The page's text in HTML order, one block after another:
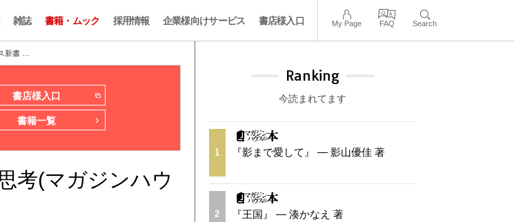
雑誌 書籍・ムック 採用情報 企業様向けサービス 書店様入口 My Page FAQ Search
新書 …
書店様入口
書籍一覧
考(マガジンハウ
Ranking
今読まれてます
1 『影まで愛して』 — 影山優佳 著
2 『王国』 — 湊かなえ 著